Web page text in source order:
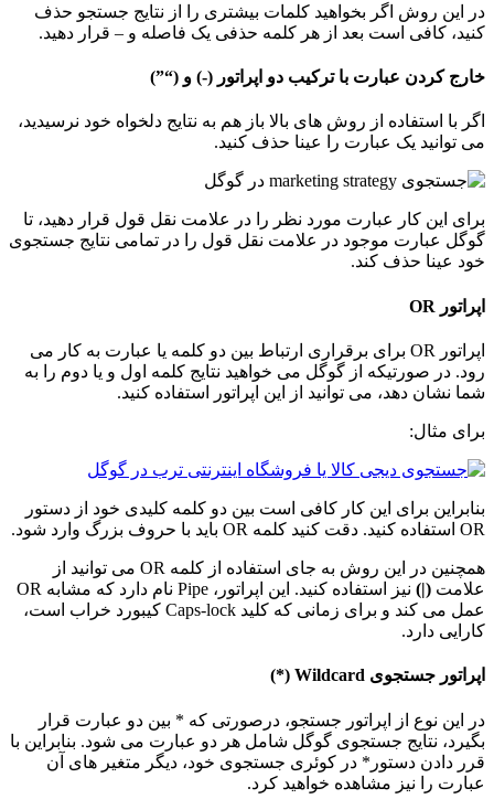
در این روش اگر بخواهید کلمات بیشتری را از نتایج جستجو حذف
کنید، کافی است بعد از هر کلمه حذفی یک فاصله و – قرار دهید.
خارج کردن عبارت با ترکیب دو اپراتور (-) و (“”
)
اگر با استفاده از روش های بالا باز هم به نتایج دلخواه خود نرسیدید،
می توانید یک عبارت را عینا حذف کنید.
برای این کار عبارت مورد نظر را در علامت نقل قول قرار دهید، تا
گوگل عبارت موجود در علامت نقل قول را در تمامی نتایج جستجوی
خود عینا حذف کند.
اپراتور OR
اپراتور OR برای برقراری ارتباط بین دو کلمه یا عبارت به کار می
رود. در صورتیکه از گوگل می خواهید نتایج کلمه اول و یا دوم را به
شما نشان دهد، می توانید از این اپراتور استفاده کنید.
برای مثال:
بنابراین برای این کار کافی است بین دو کلمه کلیدی خود از دستور
OR استفاده کنید. دقت کنید کلمه OR باید با حروف بزرگ وارد شود.
همچنین در این روش به جای استفاده از کلمه OR می توانید از
علامت (|)
نیز استفاده کنید. این اپراتور، Pipe نام دارد که مشابه OR
عمل می کند و برای زمانی که کلید Caps-lock کیبورد خراب است،
کارایی دارد.
اپراتور جستجوی Wildcard
(
*
)
در این نوع از اپراتور جستجو، درصورتی که * بین دو عبارت قرار
بگیرد، نتایج جستجوی گوگل شامل هر دو عبارت می شود. بنابراین با
قرر دادن دستور* در کوئری جستجوی خود، دیگر متغیر های آن
عبارت را نیز مشاهده خواهید کرد.